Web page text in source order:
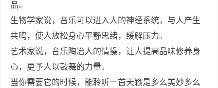
品。
生物学家说，音乐可以进入人的神经系统，与人产生
共鸣，使人放松身心平静思绪，缓解压力。
艺术家说，音乐陶冶人的情操，让人提高品味修养身
心，更予人以鼓舞的力量。
当你需要它的时候，能聆听一首天籁是多么美妙多么